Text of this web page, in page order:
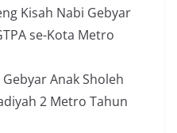
Kisah Nabi Gebyar
se-Kota Metro
Anak Sholeh
2 Metro Tahun